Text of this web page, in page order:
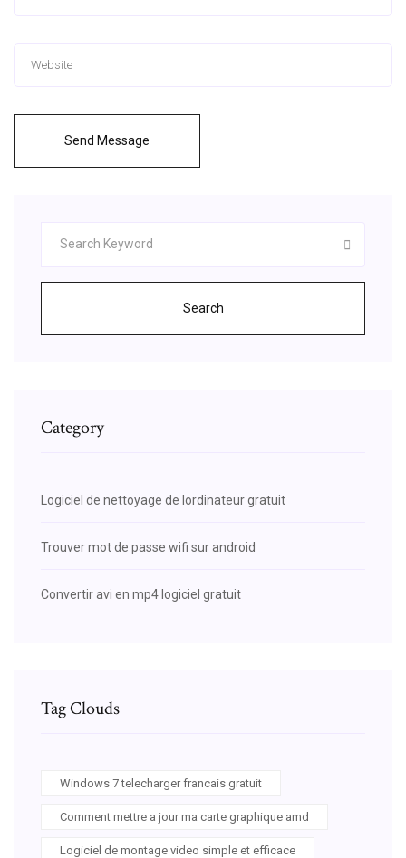
Send Message
Search
Category
Logiciel de nettoyage de lordinateur gratuit
Trouver mot de passe wifi sur android
Convertir avi en mp4 logiciel gratuit
Tag Clouds
Windows 7 telecharger francais gratuit
Comment mettre a jour ma carte graphique amd
Logiciel de montage video simple et efficace